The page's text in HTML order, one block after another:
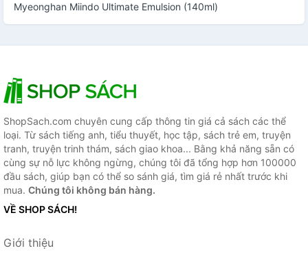
Myeonghan Miindo Ultimate Emulsion (140ml)
ShopSach.com chuyên cung cấp thông tin giá cả sách các thể
loại. Từ sách tiếng anh, tiểu thuyết, học tập, sách trẻ em, truyện
tranh, truyện trinh thám, sách giao khoa... Bằng khả năng sẵn có
cùng sự nỗ lực không ngừng, chúng tôi đã tổng hợp hơn 100000
đầu sách, giúp bạn có thể so sánh giá, tìm giá rẻ nhất trước khi
mua. Chúng tôi không bán hàng.
VỀ SHOP SÁCH!
Giới thiệu